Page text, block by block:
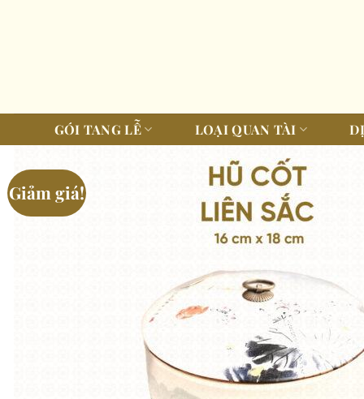
GÓI TANG LỄ LOẠI QUAN TÀI
Giảm giá!